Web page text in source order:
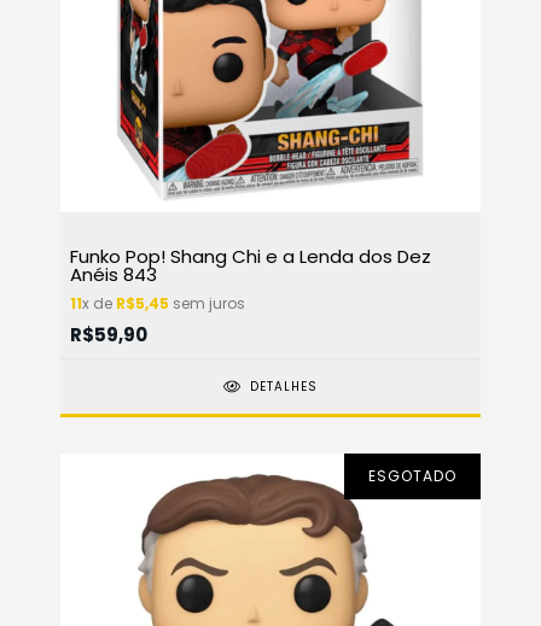
Funko Pop! Shang Chi e a Lenda dos Dez
Anéis 843
11x de R$5,45 sem juros
R$59,90
DETALHES
ESGOTADO